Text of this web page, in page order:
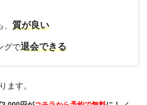
質が良い
グで退会できる
ます。